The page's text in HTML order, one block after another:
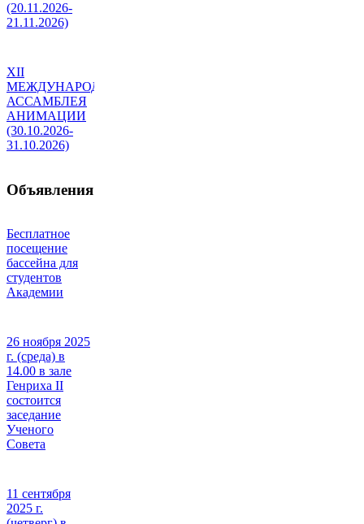
(20.11.2026-
21.11.2026)
XII
МЕЖДУНАРОДНАЯ
АССАМБЛЕЯ
АНИМАЦИИ
(30.10.2026-
31.10.2026)
Объявления
Бесплатное
посещение
бассейна для
студентов
Академии
26 ноября 2025
г. (среда) в
14.00 в зале
Генриха II
состоится
заседание
Ученого
Совета
11 сентября
2025 г.